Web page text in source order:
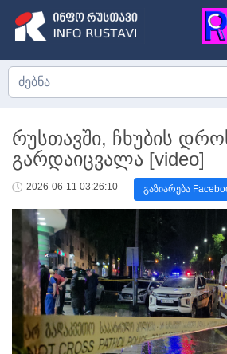
რუსთავში, ჩხუბის
გარდაიცვალა [video]
2026-06-11 03:26:10 გაზიარება